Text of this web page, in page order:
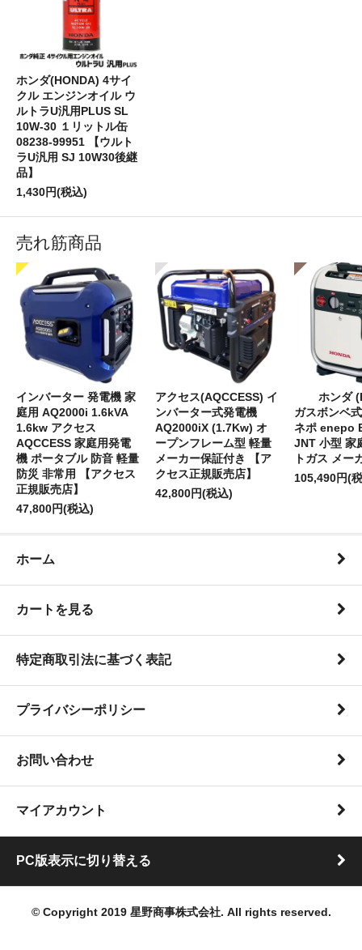
ホンダ(HONDA) 4サイ
クル エンジンオイル ウ
ルトラU汎用PLUS SL
10W-30 １リットル缶
08238-99951 【ウルト
ラU汎用 SJ 10W30後継
品】
1,430円(税込)
売れ筋商品
インバーター 発電機 家
庭用 AQ2000i 1.6kVA
1.6kw アクセス
AQCCESS 家庭用発電
機 ポータブル 防音 軽量
防災 非常用 【アクセス
正規販売店】
47,800円(税込)
アクセス(AQCCESS) イ
ンバーター式発電機
AQ2000iX (1.7Kw) オ
ープンフレーム型 軽量
メーカー保証付き 【ア
クセス正規販売店】
42,800円(税込)
ホンダ
ガスボンベ
ネポ enepo
JNT 小型 家
トガス メー
105,490円(
ホーム
カートを見る
特定商取引法に基づく表記
プライバシーポリシー
お問い合わせ
マイアカウント
PC版表示に切り替える
© Copyright 2019 星野商事株式会社. All rights reserved.